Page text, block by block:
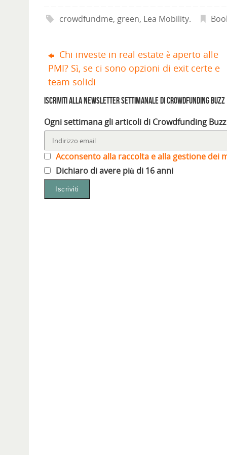
S
u
n
a
n
o
v
i
n
s
r
a
)
n
a
i
n
e
s
r
a
i
u
v
a
f
i
e
s
a
)
n
u
o
a
f
s
t
n
v
a
i
n
r
a
n
a
i
n
r
a
crowdfundme, green, Lea Mobility.
Chi investe in real estate è aperto alle
PMI? Sì, se ci sono opzioni di exit certe e
team solidi
Iscriviti alla Newsletter settimanale di Crowdfunding Buzz
Ogni settimana gli articoli di Crowdfunding Buzz
Acconsento alla raccolta e alla gestione dei
Dichiaro di avere più di 16 anni